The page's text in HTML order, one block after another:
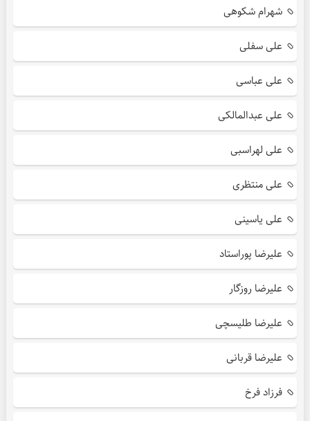
شهرام شکوهی
علی سفلی
علی عباسی
علی عبدالمالکی
علی لهراسبی
علی منتظری
علی یاسینی
علیرضا پوراستاد
علیرضا روزگار
علیرضا طلیسچی
علیرضا قربانی
فرزاد فرخ